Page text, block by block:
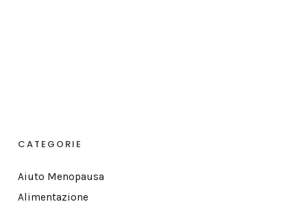
CATEGORIE
Aiuto Menopausa
Alimentazione